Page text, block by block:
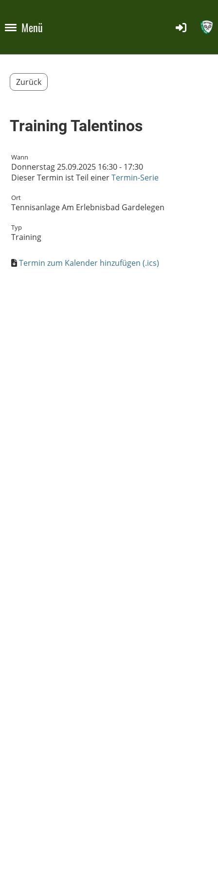
Menü
Zurück
Training Talentinos
Wann
Donnerstag 25.09.2025 16:30 - 17:30
Dieser Termin ist Teil einerTermin-Serie
Ort
Tennisanlage Am Erlebnisbad Gardelegen
Typ
Training
Termin zum Kalender hinzufügen (.ics)